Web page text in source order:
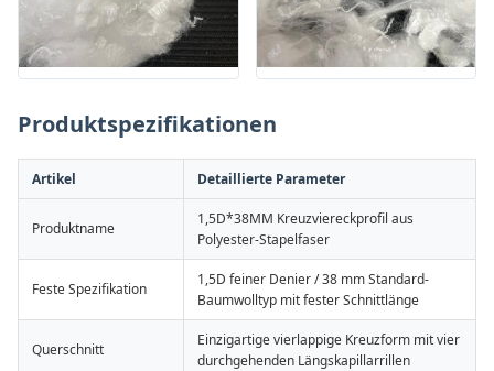
Produktspezifikationen
Artikel Detaillierte Parameter
Produktname
1,5D*38MM Kreuzviereckprofil aus
Polyester-Stapelfaser
Feste Spezifikation
1,5D feiner Denier / 38 mm Standard-
Baumwolltyp mit fester Schnittlänge
Querschnitt
Einzigartige vierlappige Kreuzform mit vier
durchgehenden Längskapillarrillen